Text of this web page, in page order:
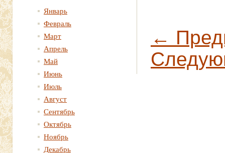
Январь
Февраль
Март
Апрель
Май
Июнь
Июль
Август
Сентябрь
Октябрь
Ноябрь
Декабрь
←